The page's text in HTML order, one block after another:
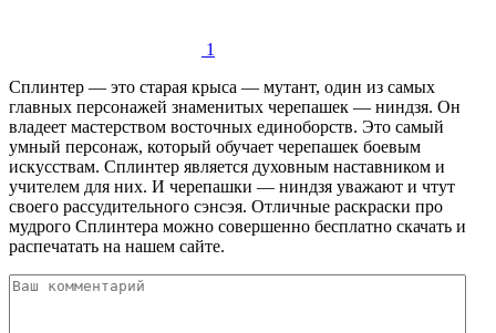
1
Сплинтер — это старая крыса — мутант, один из самых
главных персонажей знаменитых черепашек — ниндзя. Он
владеет мастерством восточных единоборств. Это самый
умный персонаж, который обучает черепашек боевым
искусствам. Сплинтер является духовным наставником и
учителем для них. И черепашки — ниндзя уважают и чтут
своего рассудительного сэнсэя. Отличные раскраски про
мудрого Сплинтера можно совершенно бесплатно скачать и
распечатать на нашем сайте.